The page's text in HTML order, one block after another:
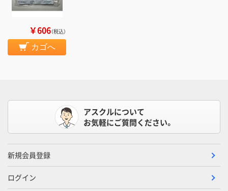
￥606（税込）
カゴへ
アスクルについて
お気軽にご質問ください。
新規会員登録
ログイン